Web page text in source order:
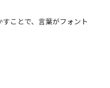
ことで、言葉がフォント